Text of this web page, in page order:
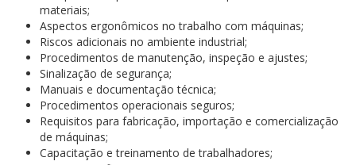
materiais;
Aspectos ergonômicos no trabalho com máquinas;
Riscos adicionais no ambiente industrial;
Procedimentos de manutenção, inspeção e ajustes;
Sinalização de segurança;
Manuais e documentação técnica;
Procedimentos operacionais seguros;
Requisitos para fabricação, importação e comercialização
de máquinas;
Capacitação e treinamento de trabalhadores;